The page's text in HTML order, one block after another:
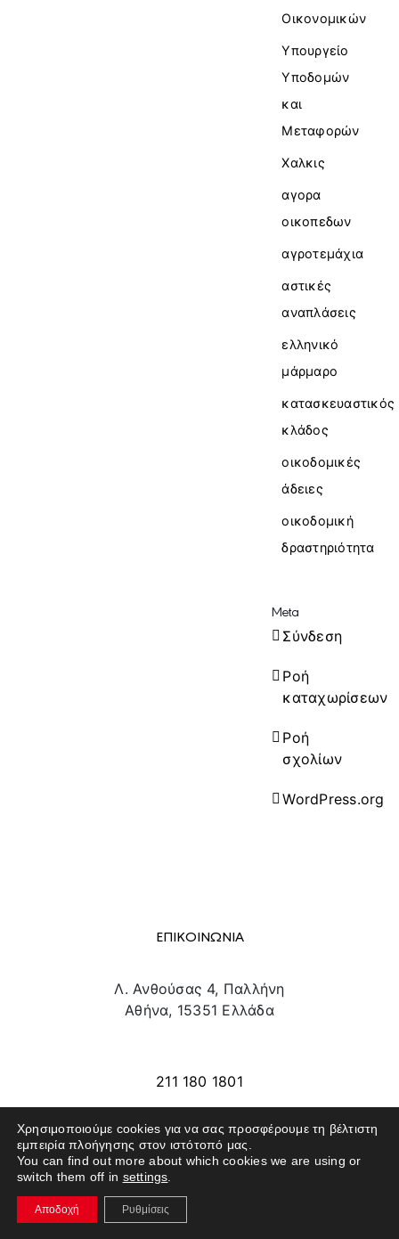
Οικονομικών
Υπουργείο
Υποδομών
και
Μεταφορών
Χαλκις
αγορα
οικοπεδων
αγροτεμάχια
αστικές
αναπλάσεις
ελληνικό
μάρμαρο
κατασκευαστικός
κλάδος
οικοδομικές
άδειες
οικοδομική
δραστηριότητα
Meta
Σύνδεση
Ροή
καταχωρίσεων
Ροή
σχολίων
WordPress.org
ΕΠΙΚΟΙΝΩΝΙΑ
Λ. Ανθούσας 4, Παλλήνη
Αθήνα, 15351 Ελλάδα
211 180 1801
SITE MAP
ΕΚΘΕΤΕΣ
Χρησιμοποιούμε cookies για να σας προσφέρουμε τη βέλτιστη
εμπειρία πλοήγησης στον ιστότοπό μας.
You can find out more about which cookies we are using or
switch them off in settings
Αποδοχή Ρυθμίσεις